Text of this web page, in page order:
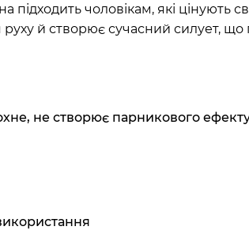
чоловікам, які цінують
й створює сучасний силует, що
не створює парникового